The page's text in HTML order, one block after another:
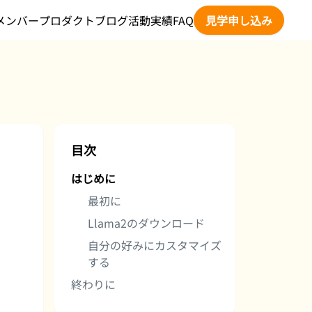
ンバープロダクトブログ活動実績FAQ 見学申し込み
目次
はじめに
最初に
Llama2のダウンロード
自分の好みにカスタマイズ
する
終わりに